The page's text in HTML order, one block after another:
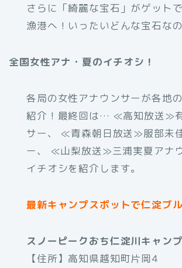
さらに「綺麗な宝石」がゲット
漁港へ！いったいどんな宝石な
全国女性アナ・夏のイチオシ！
各局の女性アナウンサーが各地
紹介！最終回は… ≪高知放送≫
サー、 ≪青森朝日放送≫服部未
ー、 ≪山梨放送≫三浦実夏アナ
イチオシを紹介します。
最新キャンプスポットで仁淀ブ
スノーピークおち仁淀川キャン
【住所】高知県越知町片岡4